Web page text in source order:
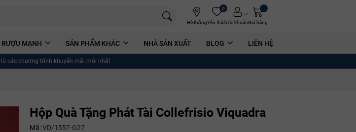
Hệ thống
0
Yêu thíchTài khoảnGiỏ hàng
RƯỢU MẠNH SẢN PHẨM KHÁC NHÀ SẢN XUẤT BLOG LIÊN HỆ
từ các chương trình khuyến mãi mới nhất
Hộp Quà Tặng Phát Tài Collefrisio Viquadra
Mã:VD/1557-G27